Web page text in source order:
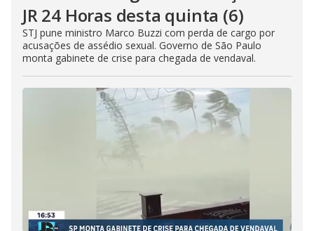
JR 24 Horas desta quinta (6)
STJ pune ministro Marco Buzzi com perda de cargo por
acusações de assédio sexual. Governo de São Paulo
monta gabinete de crise para chegada de vendaval.